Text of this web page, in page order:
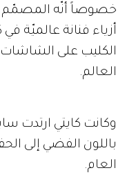
خصوصاً أنّه المصمّم
أزياء فنانة عالميّة
الكليب على الشاشات
العالم.
وكانت كايتي ارتدت
باللون الفضي إلى
العام.